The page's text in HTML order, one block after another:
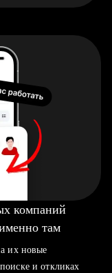
компаний
там
их новые
и откликах